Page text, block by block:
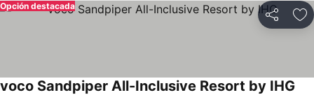
Compartir
Opción destacada
voco Sandpiper All-Inclusive Resort by IHG